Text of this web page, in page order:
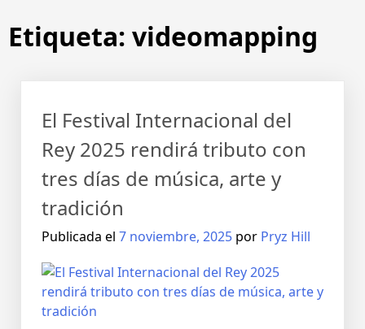
Saltar
Etiqueta: videomapping
El Festival Internacional del
Rey 2025 rendirá tributo con
tres días de música, arte y
tradición
Publicada el 7 noviembre, 2025 por Pryz Hill